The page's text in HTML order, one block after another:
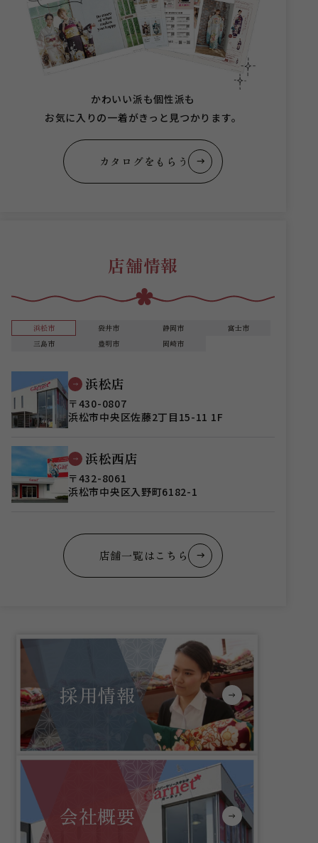
かわいい派も個性派も
お気に入りの一着がきっと見つかります。
カタログをもらう
店舗情報
浜松市 袋井市 静岡市
富士市
三島市
豊明市 岡崎市
浜松店
〒430-0807
浜松市中央区佐藤2丁目15-11 1F
浜松西店
〒432-8061
浜松市中央区入野町6182-1
店舗一覧はこちら
採用情報
会社概要